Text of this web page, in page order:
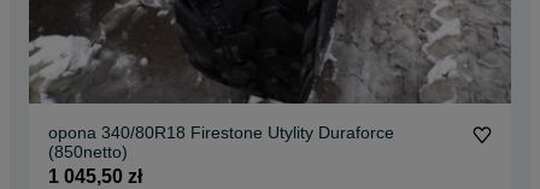
opona 340/80R18 Firestone Utylity Duraforce
(850netto)
1 045,50 zł